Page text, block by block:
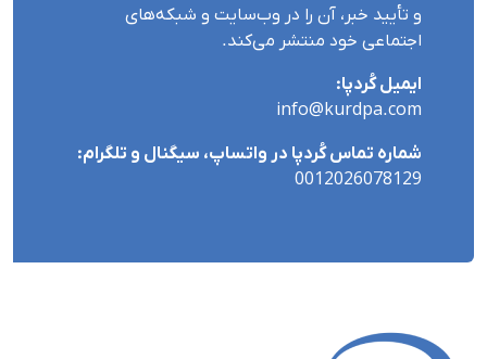
و تأیید خبر، آن را در وب‌سایت و شبکه‌های
اجتماعی خود منتشر می‌کند.
ایمیل کُردپا:
info@kurdpa.com
شماره تماس کُردپا در واتساپ، سیگنال و تلگرام:
0012026078129